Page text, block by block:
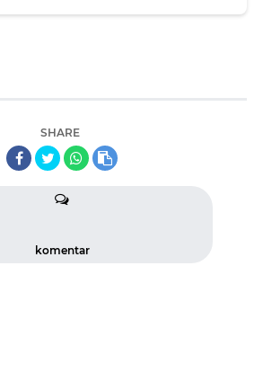
SHARE
komentar